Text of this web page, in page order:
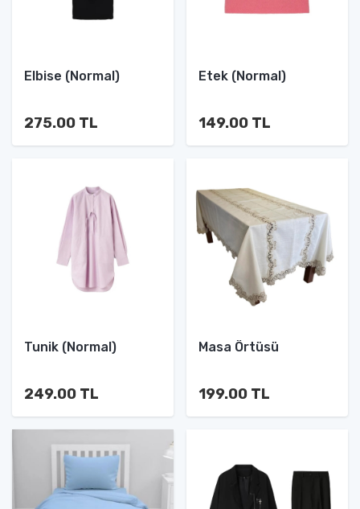
Elbise (Normal)
275.00 TL
Etek (Normal)
149.00 TL
Tunik (Normal)
249.00 TL
Masa Örtüsü
199.00 TL